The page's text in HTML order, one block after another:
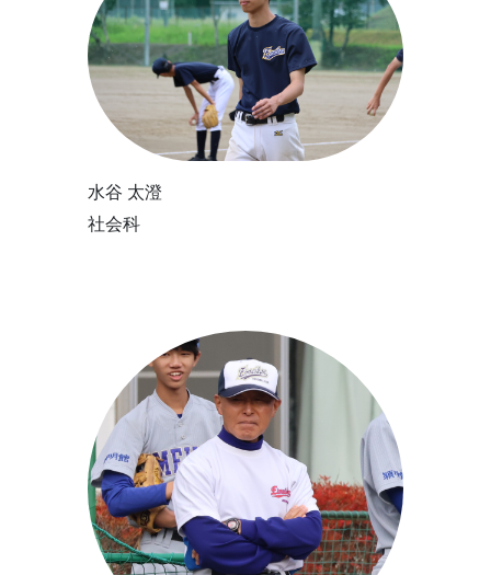
水谷 太澄
社会科